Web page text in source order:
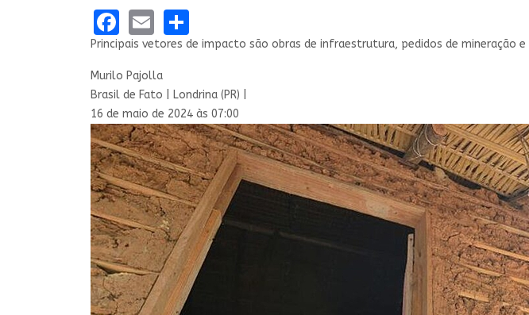
Facebook
Email
Principais vetores de impacto são obras de infraestrutura, pedidos de mineração
Murilo Pajolla
Brasil de Fato | Londrina (PR) |
16 de maio de 2024 às 07:00